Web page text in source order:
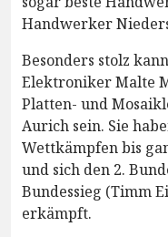
Handwerker
Besonders stolz
Elektroniker Malte
Platten- und
Aurich sein. Sie
Wettkämpfen bis
und sich den 2.
Bundessieg (Timm
erkämpft.